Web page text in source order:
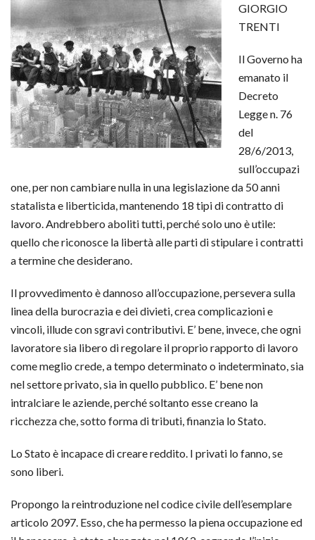
GIORGIO
TRENTI
Il Governo ha
emanato il
Decreto
Legge n. 76
del
28/6/2013,
sull’occupazi
one, per non cambiare nulla in una legislazione da 50 anni
statalista e liberticida, mantenendo 18 tipi di contratto di
lavoro. Andrebbero aboliti tutti, perché solo uno è utile:
quello che riconosce la libertà alle parti di stipulare i contratti
a termine che desiderano.
Il provvedimento è dannoso all’occupazione, persevera sulla
linea della burocrazia e dei divieti, crea complicazioni e
vincoli, illude con sgravi contributivi. E’ bene, invece, che ogni
lavoratore sia libero di regolare il proprio rapporto di lavoro
come meglio crede, a tempo determinato o indeterminato, sia
nel settore privato, sia in quello pubblico. E’ bene non
intralciare le aziende, perché soltanto esse creano la
ricchezza che, sotto forma di tributi, finanzia lo Stato.
Lo Stato è incapace di creare reddito. I privati lo fanno, se
sono liberi.
Propongo la reintroduzione nel codice civile dell’esemplare
articolo 2097. Esso, che ha permesso la piena occupazione ed